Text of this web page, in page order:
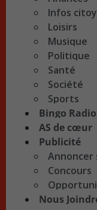
Infos
Loisirs
Musique
Politique
Santé
Société
Sports
Bingo Radio
AS de cœur
Publicité
Annoncer
Concours
Nous